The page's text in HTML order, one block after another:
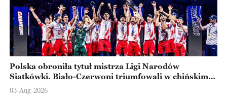
Polska obroniła tytuł mistrza Ligi Narodów
Siatkówki. Biało-Czerwoni triumfowali w chińskim
Ningbo
03-Aug-2026